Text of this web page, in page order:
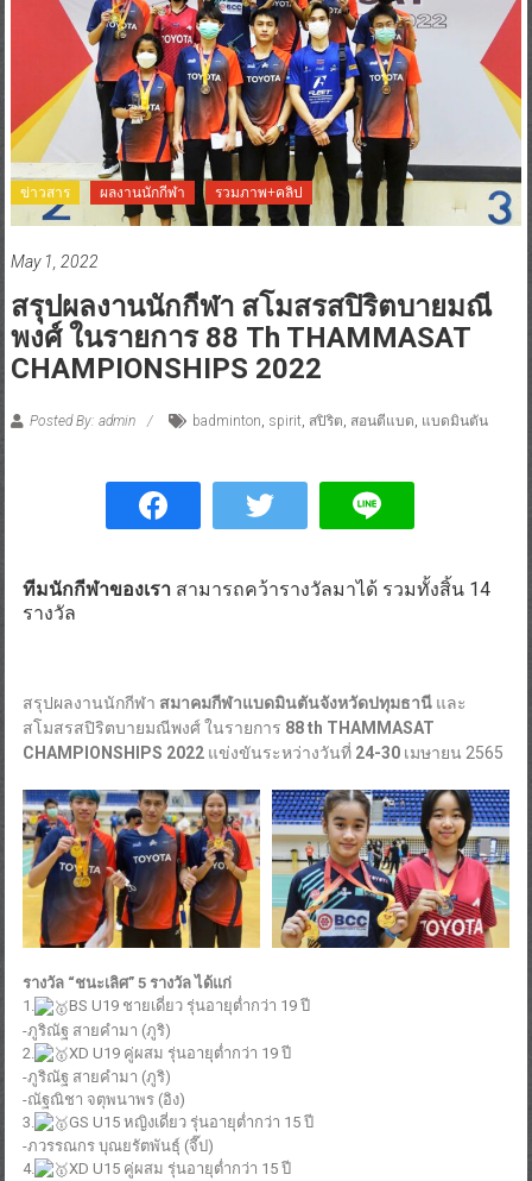
ข่าวสาร ผลงานนักกีฬา รวมภาพ+คลิป
May 1, 2022
สรุปผลงานนักกีฬา สโมสรสปิริตบายมณี
พงศ์ ในรายการ 88 Th THAMMASAT
CHAMPIONSHIPS 2022
Posted By: admin badminton, spirit, สปิริต, สอนตีแบด, แบดมินตัน
ทีมนักกีฬาของเราสามารถคว้ารางวัลมาได้ รวมทั้งสิ้น 14
รางวัล
สรุปผลงานนักกีฬา สมาคมกีฬาแบดมินตันจังหวัดปทุมธานีและ
สโมสรสปิริตบายมณีพงศ์ ในรายการ 88 th THAMMASAT
CHAMPIONSHIPS 2022แข่งขันระหว่างวันที่ 24-30เมษายน 2565
รางวัล “ชนะเลิศ” 5 รางวัล ได้แก่
1.
BS U19 ชายเดี่ยว รุ่นอายุต่ำกว่า 19 ปี
-ภูริณัฐ สายคำมา (ภูริ)
2.
XD U19 คู่ผสม รุ่นอายุต่ำกว่า 19 ปี
-ภูริณัฐ สายคำมา (ภูริ)
-ณัฐณิชา จตุพนาพร (อิง)
3.
GS U15 หญิงเดี่ยว รุ่นอายุต่ำกว่า 15 ปี
-ภวรรณกร บุณยรัตพันธุ์ (จี๊ป)
4.
XD U15 คู่ผสม รุ่นอายุต่ำกว่า 15 ปี